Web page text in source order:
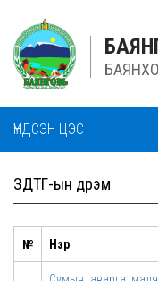
ҮНДСЭН ЦЭС
ЗДТГ-ын дүрэм
№ Нэр